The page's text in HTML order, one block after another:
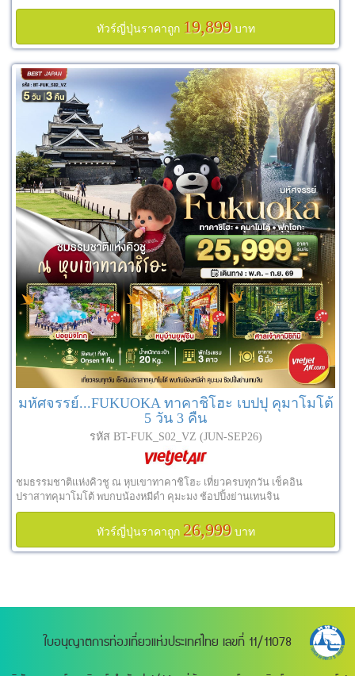
ทัวร์ญี่ปุ่นราคาถูก 19,899บาท
มหัศจรรย์...FUKUOKA ทาคาชิโฮะ เบปปุ คุมาโมโต้
5 วัน 3 คืน
รหัส BT-FUK_S02_VZ (JUN-SEP26)
ชมธรรมชาติแห่งคิวชู ณ หุบเขาทาคาชิโฮะ เที่ยวครบทุกวัน เช็คอิน
ปราสาทคุมาโมโต้ พบกบน้องหมีดำ คุมะมง ช้อปปิ้งย่านเทนจิน
ทัวร์ญี่ปุ่นราคาถูก 26,999บาท
ใบอนุญาตการท่องเที่ยวแห่งประเทศไทย เลขที่ 11/11078